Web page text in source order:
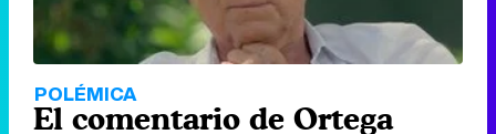
POLÉMICA
El comentario de Ortega